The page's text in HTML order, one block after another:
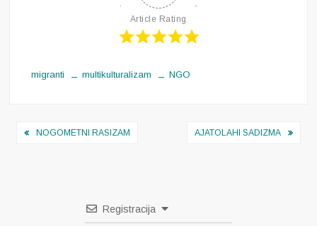
Article Rating
migranti multikulturalizam NGO
Navigacija
NOGOMETNI RASIZAM AJATOLAHI SADIZMA
Registracija